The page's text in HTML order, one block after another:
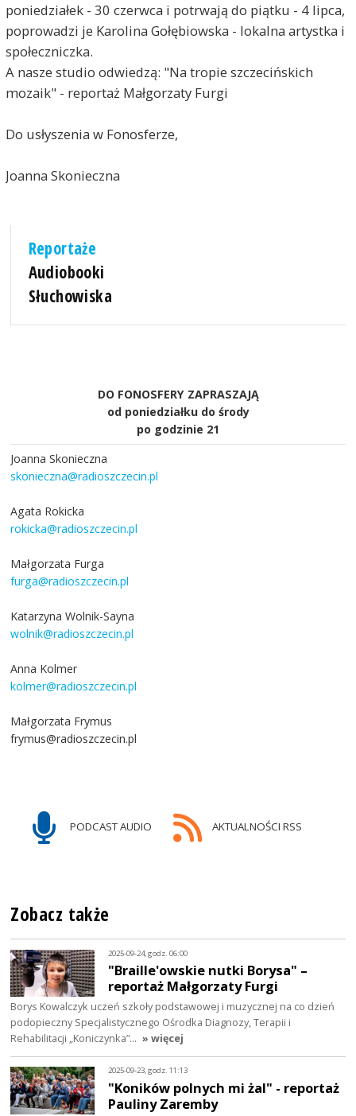
poniedziałek - 30 czerwca i potrwają do piątku - 4 lipca,
poprowadzi je Karolina Gołębiowska - lokalna artystka i
społeczniczka.
A nasze studio odwiedzą: "Na tropie szczecińskich
mozaik" - reportaż Małgorzaty Furgi
Do usłyszenia w Fonosferze,
Joanna Skonieczna
Reportaże
Audiobooki
Słuchowiska
DO FONOSFERY ZAPRASZAJĄ
od poniedziałku do środy
po godzinie 21
Joanna Skonieczna
skonieczna@radioszczecin.pl
Agata Rokicka
rokicka@radioszczecin.pl
Małgorzata Furga
furga@radioszczecin.pl
Katarzyna Wolnik-Sayna
wolnik@radioszczecin.pl
Anna Kolmer
kolmer@radioszczecin.pl
Małgorzata Frymus
frymus@radioszczecin.pl
PODCAST AUDIO AKTUALNOŚCI RSS
Zobacz także
2025-09-24, godz. 06:00
"Braille'owskie nutki Borysa" –
reportaż Małgorzaty Furgi
Borys Kowalczyk uczeń szkoły podstawowej i muzycznej na co dzień
podopieczny Specjalistycznego Ośrodka Diagnozy, Terapii i
Rehabilitacji „Koniczynka”… » więcej
2025-09-23, godz. 11:13
"Koników polnych mi żal" - reportaż
Pauliny Zaremby